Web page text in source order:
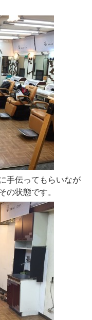
手伝ってもらいなが
の状態です。